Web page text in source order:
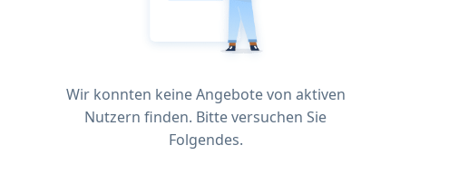
Wir konnten keine Angebote von aktiven
Nutzern finden. Bitte versuchen Sie
Folgendes.